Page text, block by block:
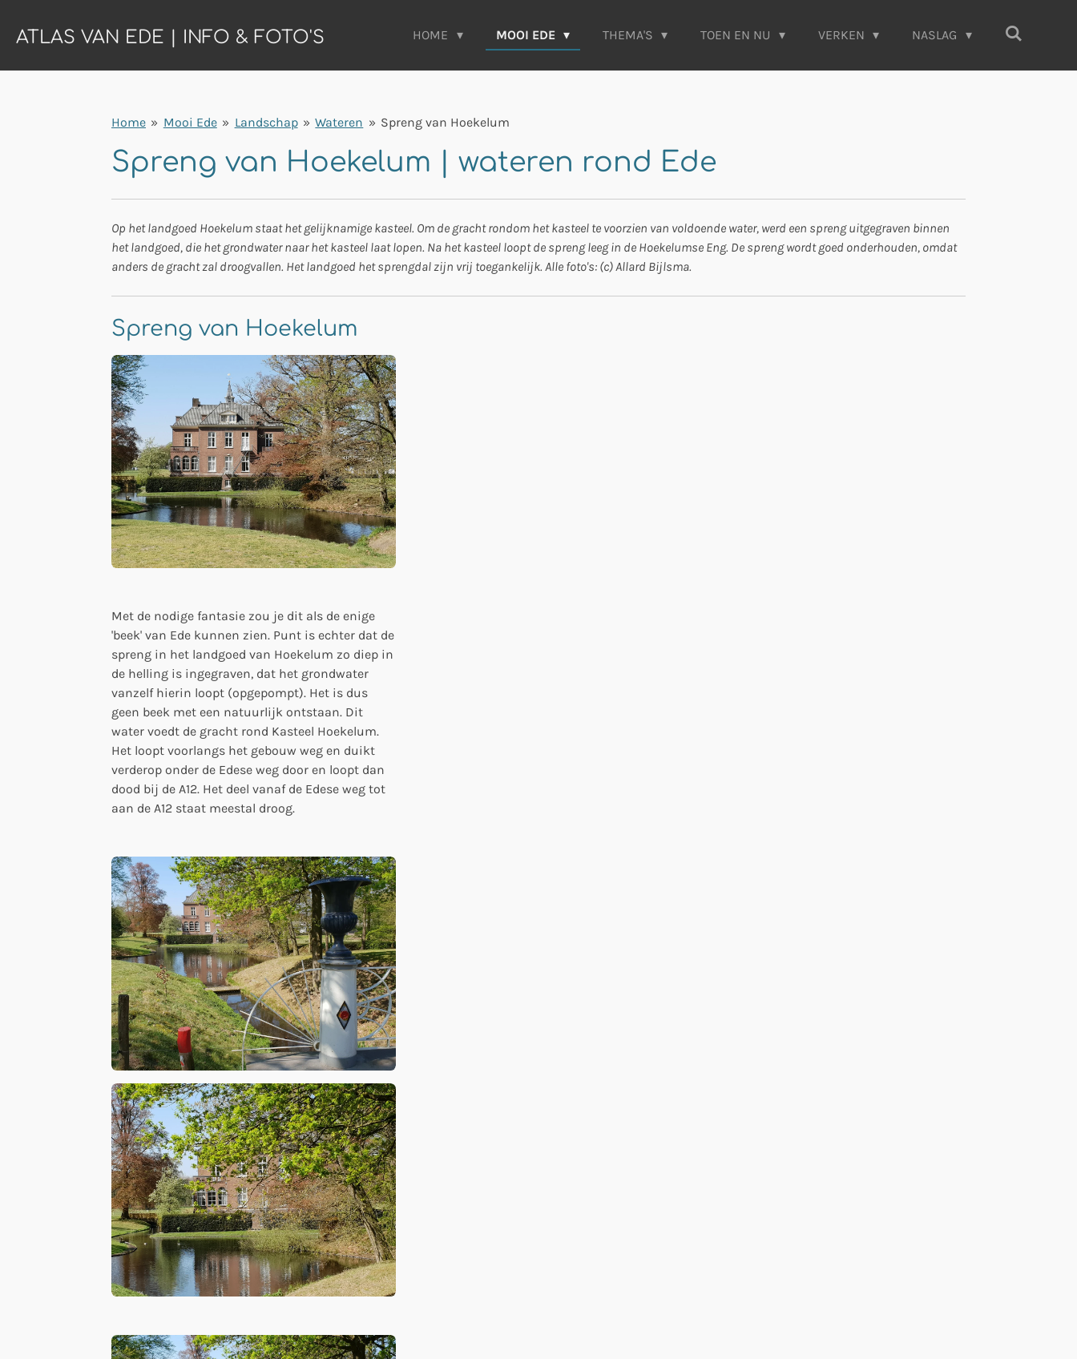
direct
de
ATLAS VAN EDE | INFO & FOTO'S HOME MOOI EDE THEMA'S TOEN EN NU VERKEN NASLAG
Home » Mooi Ede » Landschap » Wateren » Spreng van Hoekelum
Spreng van Hoekelum | wateren rond Ede
Op het landgoed Hoekelum staat het gelijknamige kasteel. Om de gracht rondom het kasteel te voorzien van voldoende water, werd een spreng uitgegraven binnen
het landgoed, die het grondwater naar het kasteel laat lopen. Na het kasteel loopt de spreng leeg in de Hoekelumse Eng. De spreng wordt goed onderhouden, omdat
anders de gracht zal droogvallen. Het landgoed het sprengdal zijn vrij toegankelijk. Alle foto's: (c) Allard Bijlsma.
Spreng van Hoekelum
Met de nodige fantasie zou je dit als de enige
'beek' van Ede kunnen zien. Punt is echter dat de
spreng in het landgoed van Hoekelum zo diep in
de helling is ingegraven, dat het grondwater
vanzelf hierin loopt (opgepompt). Het is dus
geen beek met een natuurlijk ontstaan. Dit
water voedt de gracht rond Kasteel Hoekelum.
Het loopt voorlangs het gebouw weg en duikt
verderop onder de Edese weg door en loopt dan
dood bij de A12. Het deel vanaf de Edese weg tot
aan de A12 staat meestal droog.